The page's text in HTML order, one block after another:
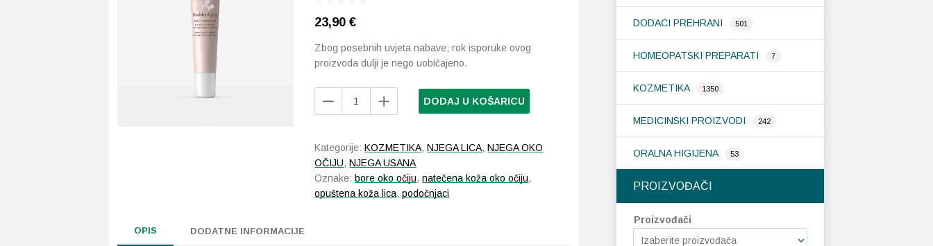
DODACI PREHRANI 501
HOMEOPATSKI PREPARATI 7
KOZMETIKA 1350
MEDICINSKI PROIZVODI 242
ORALNA HIGIJENA 53
PROIZVOĐAČI
Proizvođači
23,90€
Zbog posebnih uvjeta nabave, rok isporuke ovog
proizvoda dulji je nego uobičajeno.
Corrector
Eyes
lips
DODAJ U KOŠARICU
Kategorije:KOZMETIKA,NJEGA LICA,NJEGA OKO
OČIJU,NJEGA USANA
Oznake: bore oko očiju,natečena koža oko očiju,
opuštena koža lica,podočnjaci
OPIS DODATNE INFORMACIJE